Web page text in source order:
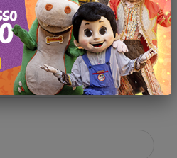
em nosso portal